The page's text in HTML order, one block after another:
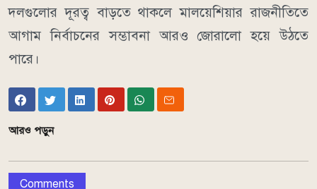
দলগুলোর দূরত্ব বাড়তে থাকলে মালয়েশিয়ার রাজনীতিতে
আগাম নির্বাচনের সম্ভাবনা আরও জোরালো হয়ে উঠতে
পারে।
আরও পড়ুন
Comments